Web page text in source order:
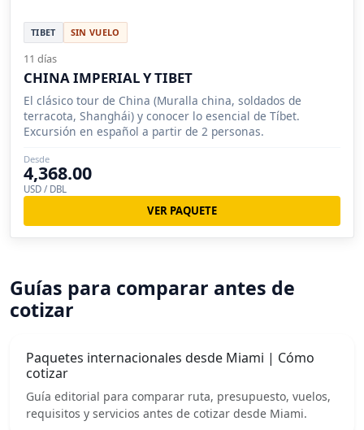
TIBET SIN VUELO
11 días
CHINA IMPERIAL Y TIBET
El clásico tour de China (Muralla china, soldados de
terracota, Shanghái) y conocer lo esencial de Tíbet.
Excursión en español a partir de 2 personas.
Desde
4,368.00
USD / DBL
VER PAQUETE
Guías para comparar antes de
cotizar
Paquetes internacionales desde Miami | Cómo
cotizar
Guía editorial para comparar ruta, presupuesto, vuelos,
requisitos y servicios antes de cotizar desde Miami.